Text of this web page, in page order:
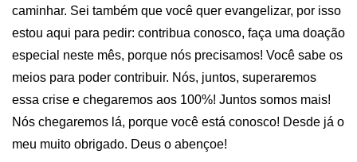
caminhar. Sei também que você quer evangelizar, por isso
estou aqui para pedir: contribua conosco, faça uma doação
especial neste mês, porque nós precisamos! Você sabe os
meios para poder contribuir. Nós, juntos, superaremos
essa crise e chegaremos aos 100%! Juntos somos mais!
Nós chegaremos lá, porque você está conosco! Desde já o
meu muito obrigado. Deus o abençoe!